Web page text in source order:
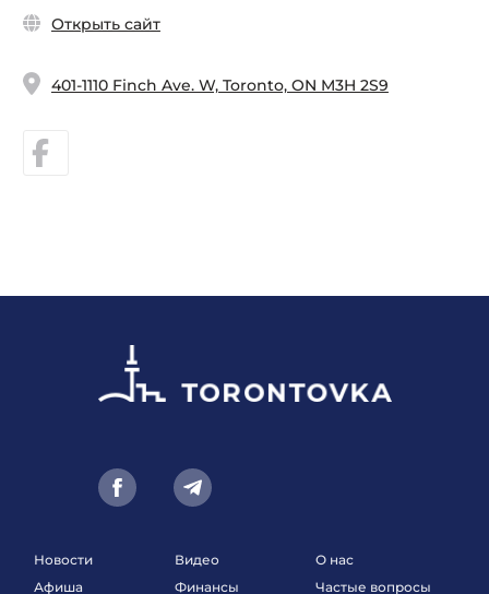
Открыть сайт
401-1110 Finch Ave. W, Toronto, ON M3H 2S9
Новости
Афиша
Видео
Финансы
О нас
Частые вопросы